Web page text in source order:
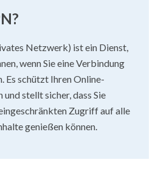
Netzwerk) ist ein Dienst,
wenn Sie eine Verbindung
Es schützt Ihren Online-
stellt sicher, dass Sie
Zugriff auf alle
genießen können.